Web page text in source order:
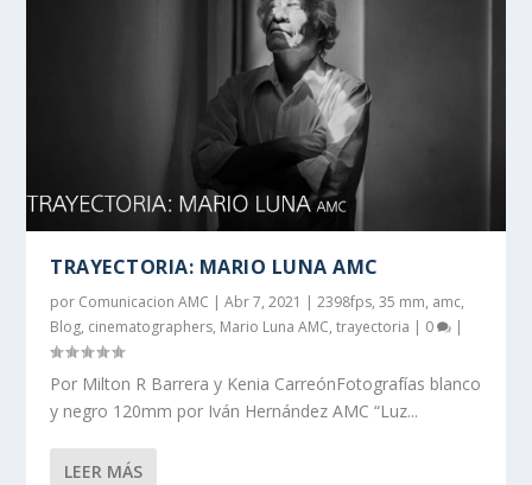
TRAYECTORIA: MARIO LUNA AMC
por Comunicacion AMC |Abr 7, 2021 |2398fps,35 mm, amc,
Blog, cinematographers, Mario Luna AMC,trayectoria | 0 |
Por Milton R Barrera y Kenia CarreónFotografías blanco
y negro 120mm por Iván Hernández AMC “Luz...
LEER MÁS